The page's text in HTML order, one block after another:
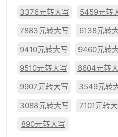
3376元转大写 5459元转
7883元转大写
6138元转
9410元转大写
9460元转
9510元转大写
6604元转
9907元转大写
3549元转
3088元转大写
7101元转
890元转大写